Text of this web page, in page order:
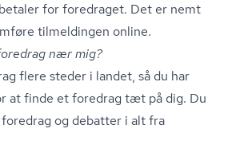
for foredraget. Det er nemt
tilmeldingen online.
nær mig?
flere steder i landet, så du har
at finde et foredrag tæt på dig. Du
og debatter i alt fra